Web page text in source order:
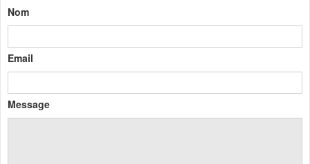
Nom
Email
Message